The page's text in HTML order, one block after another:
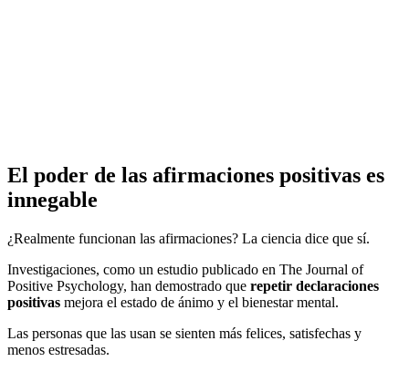
El poder de las afirmaciones positivas es
innegable
¿Realmente funcionan las afirmaciones? La ciencia dice que sí.
Investigaciones, como un estudio publicado en The Journal of
Positive Psychology, han demostrado que repetir declaraciones
positivas mejora el estado de ánimo y el bienestar mental.
Las personas que las usan se sienten más felices, satisfechas y
menos estresadas.